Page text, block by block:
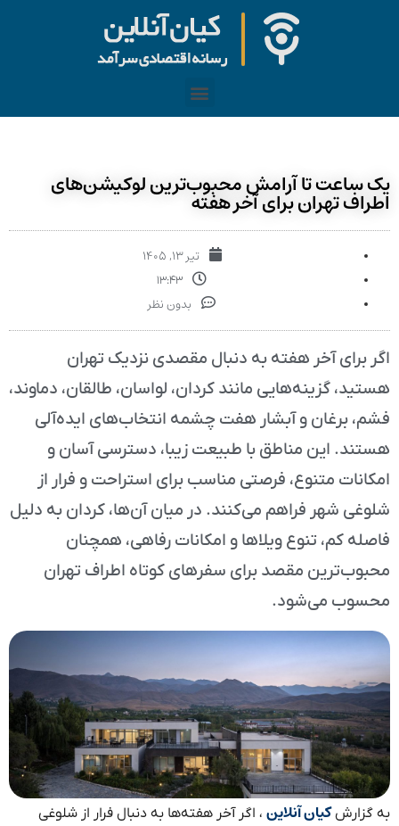
یک ساعت تا آرامش محبوب‌ترین لوکیشن‌های
اطراف تهران برای آخر هفته
تیر ۱۳, ۱۴۰۵
۱۳:۴۳
بدون نظر
اگر برای آخر هفته به دنبال مقصدی نزدیک تهران
هستید، گزینه‌هایی مانند کردان، لواسان، طالقان، دماوند،
فشم، برغان و آبشار هفت چشمه انتخاب‌های ایده‌آلی
هستند. این مناطق با طبیعت زیبا، دسترسی آسان و
امکانات متنوع، فرصتی مناسب برای استراحت و فرار از
شلوغی شهر فراهم می‌کنند. در میان آن‌ها، کردان به دلیل
فاصله کم، تنوع ویلاها و امکانات رفاهی، همچنان
محبوب‌ترین مقصد برای سفرهای کوتاه اطراف تهران
محسوب می‌شود.
به گزارشکیان آنلاین ، اگر آخر هفته‌ها به دنبال فرار از شلوغی